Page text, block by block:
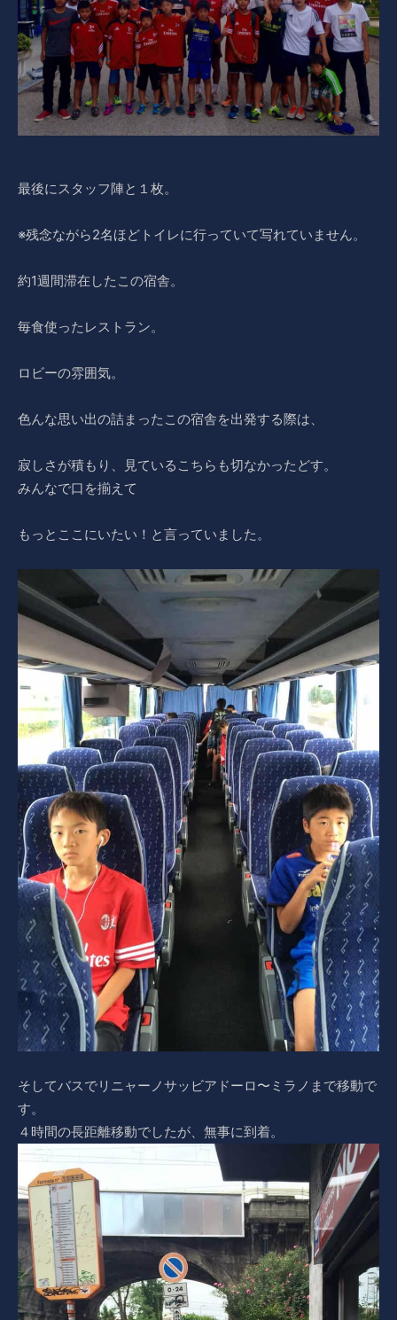
最後にスタッフ陣と１枚。
※残念ながら2名ほどトイレに行っていて写れていません。
約1週間滞在したこの宿舎。
毎食使ったレストラン。
ロビーの雰囲気。
色んな思い出の詰まったこの宿舎を出発する際は、
寂しさが積もり、見ているこちらも切なかったどす。
みんなで口を揃えて
もっとここにいたい！と言っていました。
そしてバスでリニャーノサッビアドーロ〜ミラノまで移動で
す。
４時間の長距離移動でしたが、無事に到着。